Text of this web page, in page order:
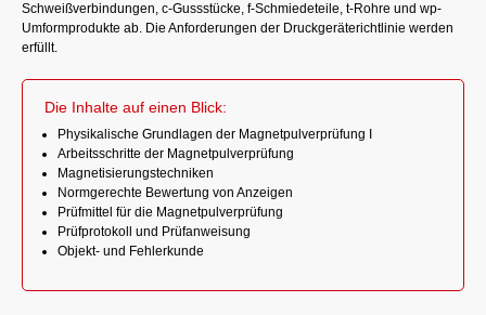
Schweißverbindungen, c-Gussstücke, f-Schmiedeteile, t-Rohre und wp-
Umformprodukte ab. Die Anforderungen der Druckgeräterichtlinie werden
erfüllt.
Die Inhalte auf einen Blick:
Physikalische Grundlagen der Magnetpulverprüfung I
Arbeitsschritte der Magnetpulverprüfung
Magnetisierungstechniken
Normgerechte Bewertung von Anzeigen
Prüfmittel für die Magnetpulverprüfung
Prüfprotokoll und Prüfanweisung
Objekt- und Fehlerkunde